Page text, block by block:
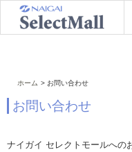
ホーム お問い合わせ
お問い合わせ
ナイガイ セレクトモールへの